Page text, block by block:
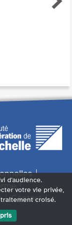
Contact
d'audience.
votre vie privée,
croisé.